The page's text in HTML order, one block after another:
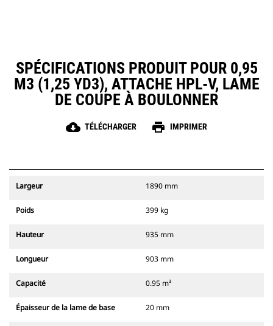
SPÉCIFICATIONS PRODUIT POUR 0,95
M3 (1,25 YD3), ATTACHE HPL-V, LAME
DE COUPE À BOULONNER
cloud_download TÉLÉCHARGER print IMPRIMER
Largeur 1890 mm
Poids 399 kg
Hauteur 935 mm
Longueur 903 mm
Capacité 0.95 m³
Épaisseur de la lame de base 20 mm